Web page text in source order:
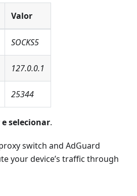
Valor
SOCKS5
127.0.0.1
25344
selecionar.
switch and AdGuard
your device’s traffic through